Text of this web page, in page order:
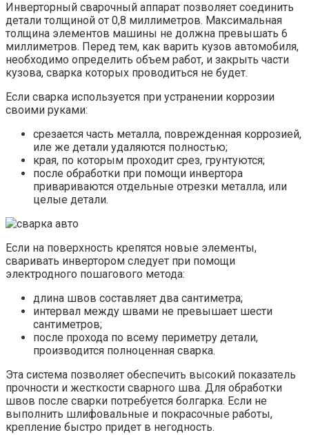
Инверторный сварочный аппарат позволяет соединить
детали толщиной от 0,8 миллиметров. Максимальная
толщина элементов машины не должна превышать 6
миллиметров. Перед тем, как варить кузов автомобиля,
необходимо определить объем работ, и закрыть части
кузова, сварка которых проводиться не будет.
Если сварка используется при устранении коррозии
своими руками:
срезается часть металла, поврежденная коррозией,
иле же детали удаляются полностью;
края, по которым проходит срез, грунтуются;
после обработки при помощи инвертора
привариваются отдельные отрезки металла, или
целые детали.
Если на поверхность крепятся новые элементы,
сваривать инвертором следует при помощи
электродного пошагового метода:
длина швов составляет два сантиметра;
интервал между швами не превышает шести
сантиметров;
после прохода по всему периметру детали,
производится полноценная сварка.
Эта система позволяет обеспечить высокий показатель
прочности и жесткости сварного шва. Для обработки
швов после сварки потребуется болгарка. Если не
выполнить шлифовальные и покрасочные работы,
крепление быстро придет в негодность.